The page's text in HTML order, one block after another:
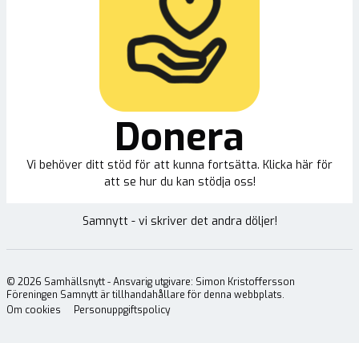
Donera
Vi behöver ditt stöd för att kunna fortsätta. Klicka här för
att se hur du kan stödja oss!
Samnytt - vi skriver det andra döljer!
© 2026 Samhällsnytt - Ansvarig utgivare: Simon Kristoffersson
Föreningen Samnytt är tillhandahållare för denna webbplats.
Om cookies
Personuppgiftspolicy